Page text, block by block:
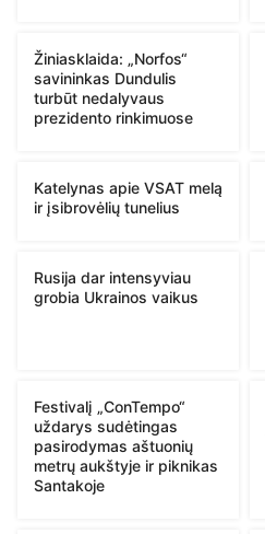
Žiniasklaida: „Norfos“
savininkas Dundulis
turbūt nedalyvaus
prezidento rinkimuose
Katelynas apie VSAT melą
ir įsibrovėlių tunelius
Rusija dar intensyviau
grobia Ukrainos vaikus
Festivalį „ConTempo“
uždarys sudėtingas
pasirodymas aštuonių
metrų aukštyje ir piknikas
Santakoje